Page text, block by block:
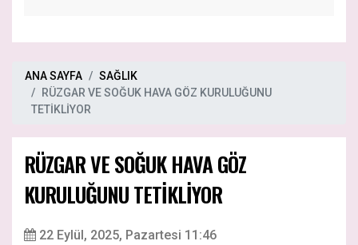
ANA SAYFA
SAĞLIK
RÜZGAR VE SOĞUK HAVA GÖZ KURULUĞUNU
TETİKLİYOR
RÜZGAR VE SOĞUK HAVA GÖZ
KURULUĞUNU TETİKLİYOR
22 Eylül, 2025, Pazartesi 11:46